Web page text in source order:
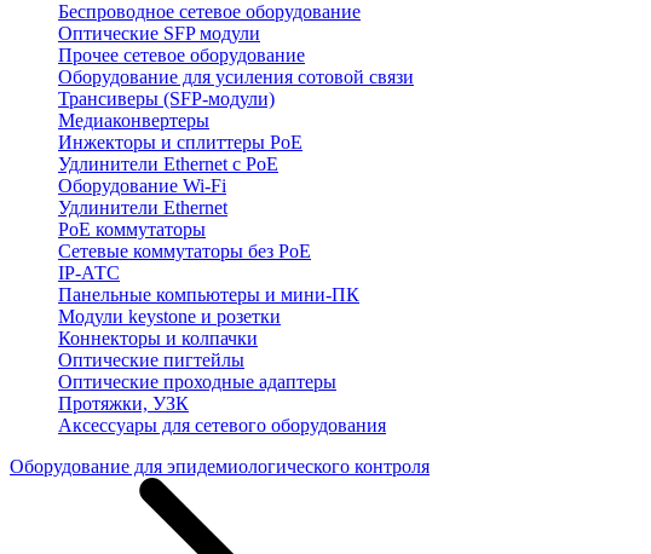
Беспроводное сетевое оборудование
Оптические SFP модули
Прочее сетевое оборудование
Оборудование для усиления сотовой связи
Трансиверы (SFP-модули)
Медиаконвертеры
Инжекторы и сплиттеры PoE
Удлинители Ethernet с PoE
Оборудование Wi-Fi
Удлинители Ethernet
PoE коммутаторы
Сетевые коммутаторы без PoE
IP-АТС
Панельные компьютеры и мини-ПК
Модули keystone и розетки
Коннекторы и колпачки
Оптические пигтейлы
Оптические проходные адаптеры
Протяжки, УЗК
Аксессуары для сетевого оборудования
Оборудование для эпидемиологического контроля